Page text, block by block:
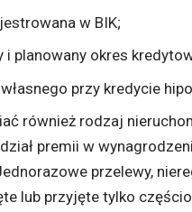
w BIK;
i planowany okres
przy kredycie
również rodzaj
premii w
przelewy,
lub przyjęte tylko